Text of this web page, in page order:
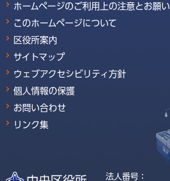
ホームページのご利用上の注意とお願い
このホームページについて
区役所案内
サイトマップ
ウェブアクセシビリティ方針
個人情報の保護
お問い合わせ
リンク集
法人番号：